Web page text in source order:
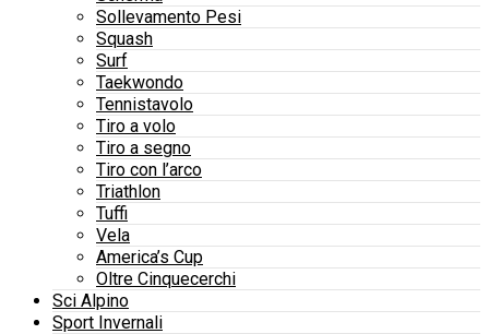
Sollevamento Pesi
Squash
Surf
Taekwondo
Tennistavolo
Tiro a volo
Tiro a segno
Tiro con l’arco
Triathlon
Tuffi
Vela
America’s Cup
Oltre Cinquecerchi
Sci Alpino
Sport Invernali